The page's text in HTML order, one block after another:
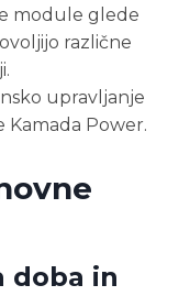
module glede
različne
upravljanje
Kamada Power.
doba in